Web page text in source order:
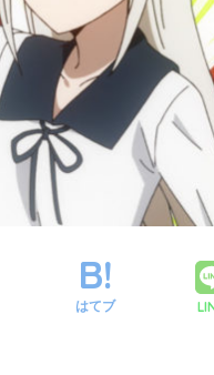
はてブ